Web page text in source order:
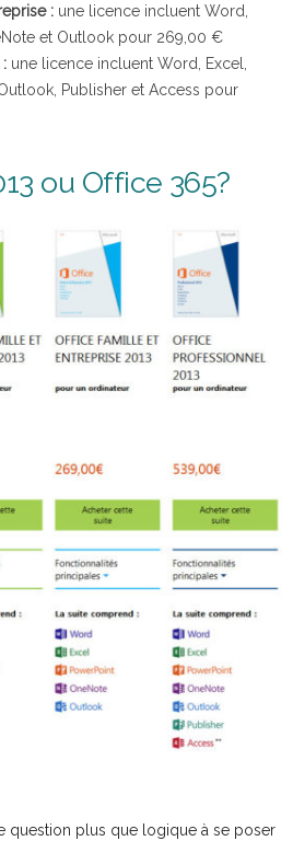
: une licence incluent Word,
et Outlook pour 269,00 €
une licence incluent Word, Excel,
Publisher et Access pour
ou Office 365?
question plus que logique à se poser